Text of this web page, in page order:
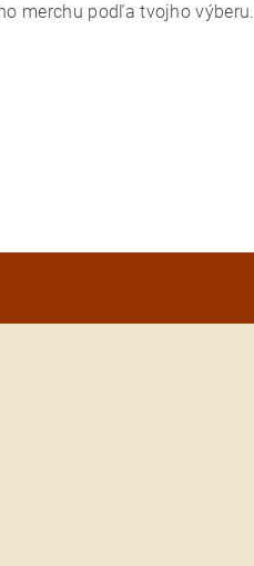
merchu podľa tvojho výberu.